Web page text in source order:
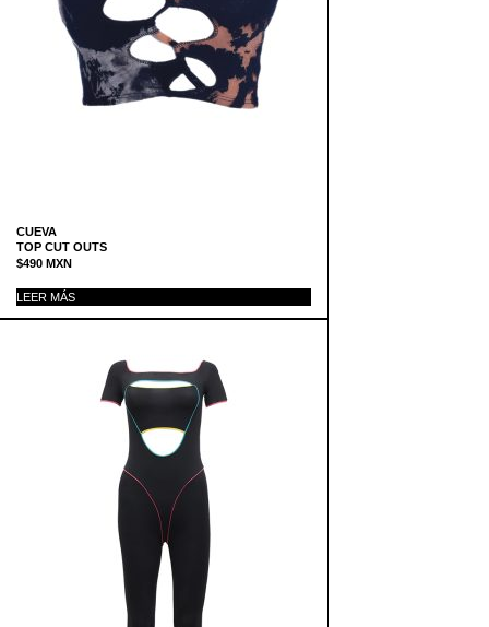
CUEVA
TOP CUT OUTS
$490 MXN
LEER MÁS